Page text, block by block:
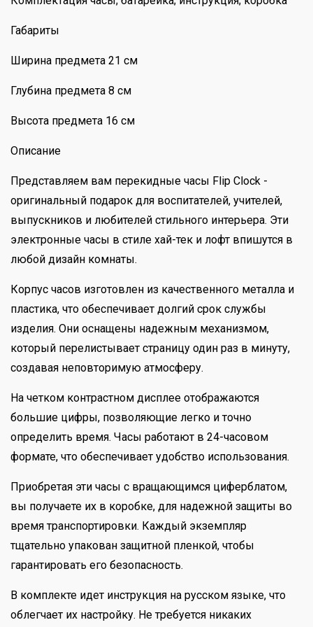
Габариты
Ширина предмета 21 см
Глубина предмета 8 см
Высота предмета 16 см
Описание
Представляем вам перекидные часы Flip Clock -
оригинальный подарок для воспитателей, учителей,
выпускников и любителей стильного интерьера. Эти
электронные часы в стиле хай-тек и лофт впишутся в
любой дизайн комнаты.
Корпус часов изготовлен из качественного металла и
пластика, что обеспечивает долгий срок службы
изделия. Они оснащены надежным механизмом,
который перелистывает страницу один раз в минуту,
создавая неповторимую атмосферу.
На четком контрастном дисплее отображаются
большие цифры, позволяющие легко и точно
определить время. Часы работают в 24-часовом
формате, что обеспечивает удобство использования.
Приобретая эти часы с вращающимся циферблатом,
вы получаете их в коробке, для надежной защиты во
время транспортировки. Каждый экземпляр
тщательно упакован защитной пленкой, чтобы
гарантировать его безопасность.
В комплекте идет инструкция на русском языке, что
облегчает их настройку. Не требуется никаких